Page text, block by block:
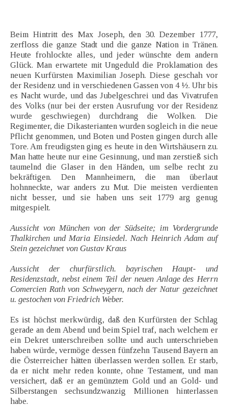
Beim Hintritt des Max Joseph, den 30. Dezember 1777,
zerfloss die ganze Stadt und die ganze Nation in Tränen.
Heute frohlockte alles, und jeder wünschte dem andern
Glück. Man erwartete mit Ungeduld die Proklamation des
neuen Kurfürsten Maximilian Joseph. Diese geschah vor
der Residenz und in verschiedenen Gassen von 4 ½. Uhr bis
es Nacht wurde, und das Jubelgeschrei und das Vivatrufen
des Volks (nur bei der ersten Ausrufung vor der Residenz
wurde geschwiegen) durchdrang die Wolken. Die
Regimenter, die Dikasterianten wurden sogleich in die neue
Pflicht genommen, und Boten und Posten gingen durch alle
Tore. Am freudigsten ging es heute in den Wirtshäusern zu.
Man hatte heute nur eine Gesinnung, und man zerstieß sich
taumelnd die Glaser in den Händen, um selbe recht zu
bekräftigen. Den Mannheimern, die man überlaut
hohnneckte, war anders zu Mut. Die meisten verdienten
nicht besser, und sie haben uns seit 1779 arg genug
mitgespielt.
Aussicht von München von der Südseite; im Vordergrunde
Thalkirchen und Maria Einsiedel. Nach Heinrich Adam auf
Stein gezeichnet von Gustav Kraus
Aussicht der churfürstlich. bayrischen Haupt- und
Residenzstadt, nebst einem Teil der neuen Anlage des Herrn
Comercien Rath von Schweygern, nach der Natur gezeichnet
u. gestochen von Friedrich Weber.
Es ist höchst merkwürdig, daß den Kurfürsten der Schlag
gerade an dem Abend und beim Spiel traf, nach welchem er
ein Dekret unterschreiben sollte und auch unterschrieben
haben würde, vermöge dessen fünfzehn Tausend Bayern an
die Österreicher hätten überlassen werden sollen. Er starb,
da er nicht mehr reden konnte, ohne Testament, und man
versichert, daß er an gemünztem Gold und an Gold- und
Silberstangen sechsundzwanzig Millionen hinterlassen
habe.